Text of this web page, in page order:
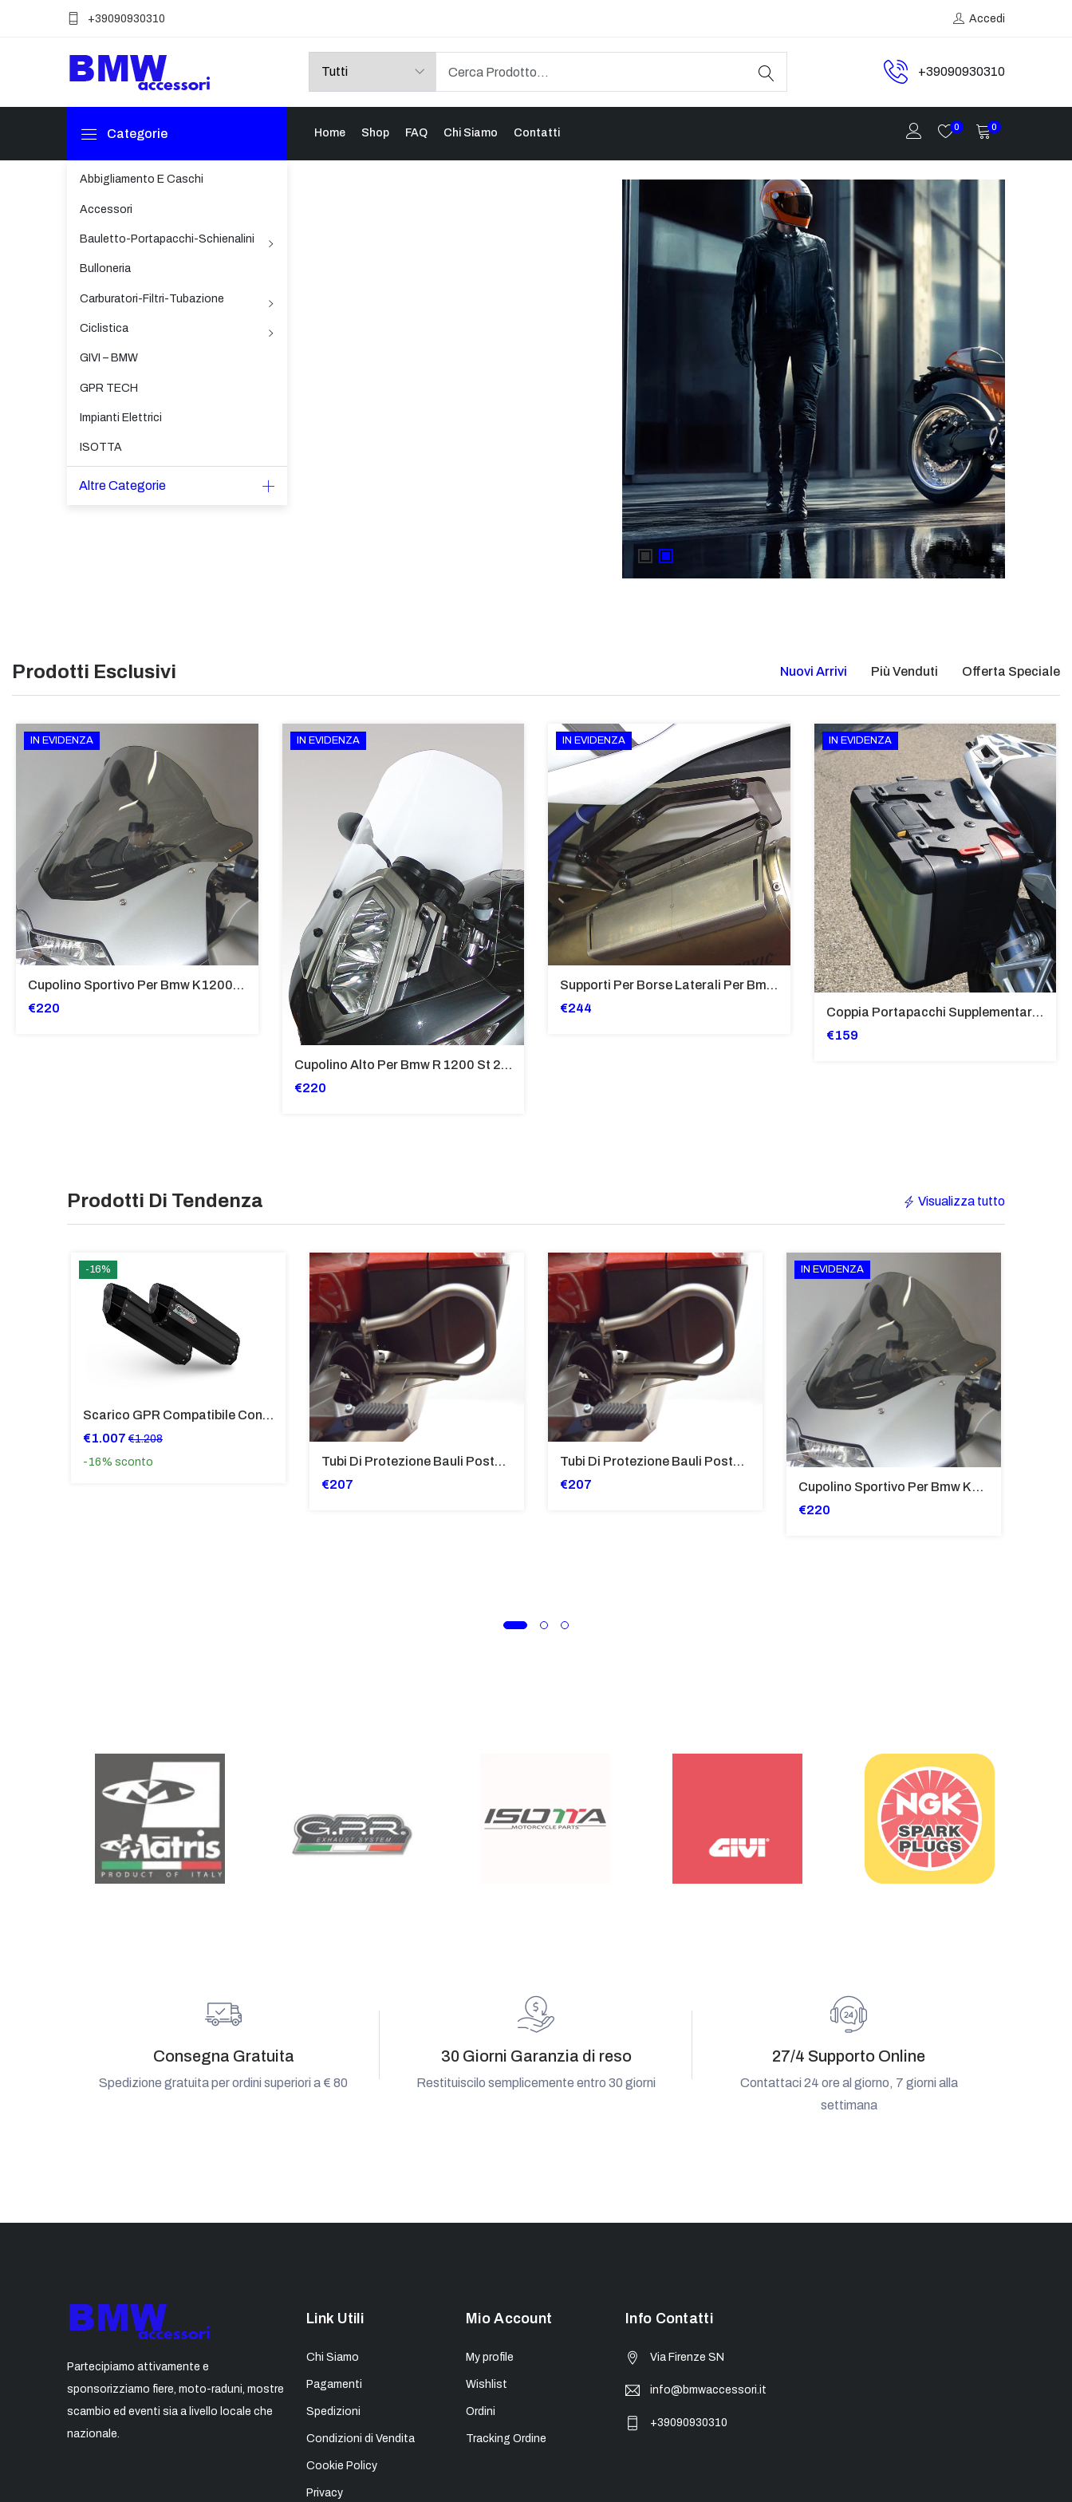
+39090930310 Accedi
+39090930310
Categorie
Abbigliamento E Caschi
Accessori
Bauletto-Portapacchi-Schienalini
Bulloneria
Carburatori-Filtri-Tubazione
Ciclistica
GIVI – BMW
GPR TECH
Impianti Elettrici
ISOTTA
Altre Categorie
Home Shop FAQ Chi Siamo Contatti 0 0
Prodotti Esclusivi Nuovi Arrivi Più Venduti Offerta Speciale
IN EVIDENZA
Cupolino Sportivo Per Bmw K 1200 R Sport 2005-07 TRASPARENTE - Sc967-T
€220
IN EVIDENZA
Cupolino Alto Per Bmw R 1200 St 2004 - 2007 TRASPARENTE - Sc950-T
€220
IN EVIDENZA
Supporti Per Borse Laterali Per Bmw Hp2 Megamoto 2007 - 2008 TRASPARENTE - Sb02-T
€244
IN EVIDENZA
Coppia Portapacchi Supplementare In Ferro Per Borse Modello “Vario” Bmw - PP29-R1250GS
€159
Prodotti Di Tendenza Visualizza tutto
-16%
Scarico GPR Compatibile Con Bmw K 1600 Gt 2017-2021 - Hyper Sonic Black Titanium
€1.007 €1.208
-16% sconto
Tubi Di Protezione Bauli Posteriori Per Bmw K 1600 Gt/Gtl (2010>2016) GIALLO - TB8025-K1600GTL
€207
Tubi Di Protezione Bauli Posteriori Per Bmw K 1600 Gt/Gtl (2010>2016) GIALLO - TB8025-K1600GT
€207
IN EVIDENZA
Cupolino Sportivo Per Bmw K 1200 R Sport 2005-07 TRASPARENTE - Sc967-T
€220
Consegna Gratuita
Spedizione gratuita per ordini superiori a € 80
30 Giorni Garanzia di reso
Restituiscilo semplicemente entro 30 giorni
27/4 Supporto Online
Contattaci 24 ore al giorno, 7 giorni alla
settimana
Partecipiamo attivamente e
sponsorizziamo fiere, moto-raduni, mostre
scambio ed eventi sia a livello locale che
nazionale.
Link Utili
Chi Siamo
Pagamenti
Spedizioni
Condizioni di Vendita
Cookie Policy
Privacy
Mio Account
My profile
Wishlist
Ordini
Tracking Ordine
Info Contatti
Via Firenze SN
info@bmwaccessori.it
+39090930310